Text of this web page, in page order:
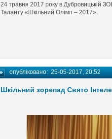
24 травня 2017 року в Дубровицькій
Таланту «Шкільний Олімп – 2017».
опубліковано:25-05-2017, 20:52
Шкільний зорепад Свято